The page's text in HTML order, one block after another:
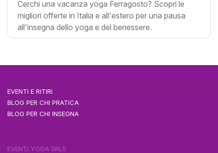
Cerchi una vacanza yoga Ferragosto? Scopri le
migliori offerte in Italia e all'estero per una pausa
all'insegna dello yoga e del benessere.
EVENTI E RITIRI
BLOG PER CHI PRATICA
BLOG PER CHI INSEGNA
EVENTI YOGA SRLS